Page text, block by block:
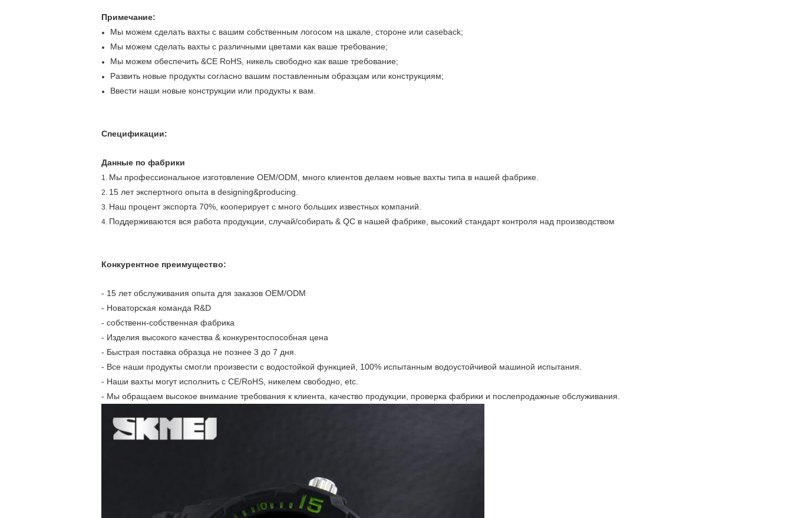
Примечание:
Мы можем сделать вахты с вашим собственным логосом на шкале, стороне или caseback;
Мы можем сделать вахты с различными цветами как ваше требование;
Мы можем обеспечить &CE RoHS, никель свободно как ваше требование;
Развить новые продукты согласно вашим поставленным образцам или конструкциям;
Ввести наши новые конструкции или продукты к вам.
Спецификации:
Данные по фабрики
1. Мы профессиональное изготовление OEM/ODM, много клиентов делаем новые вахты типа в нашей фабрике.
2. 15 лет экспертного опыта в designing&producing.
3. Наш процент экспорта 70%, кооперирует с много больших известных компаний.
4. Поддерживаются вся работа продукции, случай/собирать & QC в нашей фабрике, высокий стандарт контроля над производством
Конкурентное преимущество:
- 15 лет обслуживания опыта для заказов OEM/ODM
- Новаторская команда R&D
- собственн-собственная фабрика
- Изделия высокого качества & конкурентоспособная цена
- Быстрая поставка образца не познее 3 до 7 дня.
- Все наши продукты смогли произвести с водостойкой функцией, 100% испытанным водоустойчивой машиной испытания.
- Наши вахты могут исполнить с CE/RoHS, никелем свободно, etc.
- Мы обращаем высокое внимание требования к клиента, качество продукции, проверка фабрики и послепродажные обслуживания.